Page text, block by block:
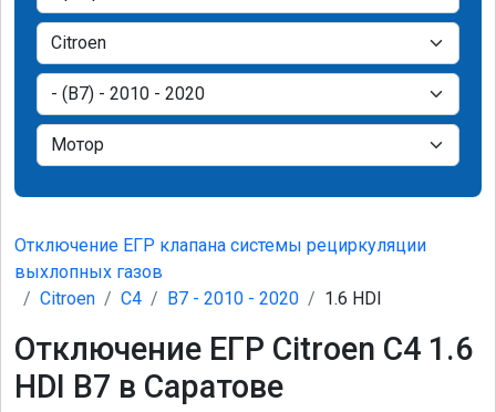
Отключение ЕГР клапана системы рециркуляции
выхлопных газов
Citroen
C4 B7 - 2010 - 2020 1.6 HDI
Отключение ЕГР Citroen C4 1.6
HDI B7 в Саратове